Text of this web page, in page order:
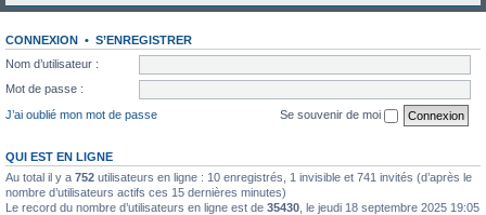
CONNEXION • S’ENREGISTRER
Nom d’utilisateur :
Mot de passe :
J’ai oublié mon mot de passe
Se souvenir de moi
QUI EST EN LIGNE
Au total il y a 752 utilisateurs en ligne : 10 enregistrés, 1 invisible et 741 invités (d’après le
nombre d’utilisateurs actifs ces 15 dernières minutes)
Le record du nombre d’utilisateurs en ligne est de 35430 , le jeudi 18 septembre 2025 19:05